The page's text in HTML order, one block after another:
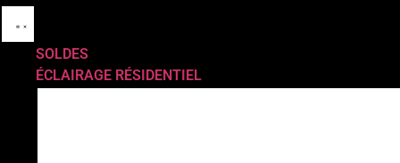
SOLDES
ÉCLAIRAGE RÉSIDENTIEL